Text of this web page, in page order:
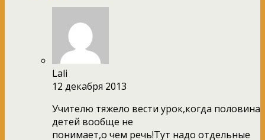
Lali
12 декабря 2013
Учителю тяжело вести урок,когда половина
детей вообще не
понимает,о чем речь!Тут надо отдельные